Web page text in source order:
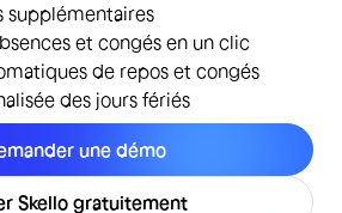
supplémentaires
et congés en un clic
de repos et congés
des jours fériés
une démo
Skello gratuitement